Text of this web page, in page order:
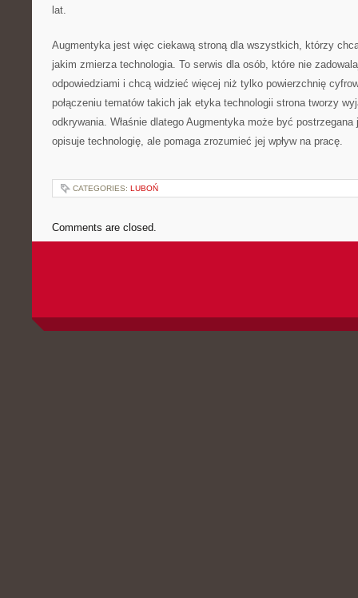
lat.
Augmentyka jest więc ciekawą stroną dla wszystkich, którzy
jakim zmierza technologia. To serwis dla osób, które nie
odpowiedziami i chcą widzieć więcej niż tylko powierzchnię
połączeniu tematów takich jak etyka technologii strona tworzy
odkrywania. Właśnie dlatego Augmentyka może być
opisuje technologię, ale pomaga zrozumieć jej wpływ na pracę.
CATEGORIES: LUBOŃ
Comments are closed.